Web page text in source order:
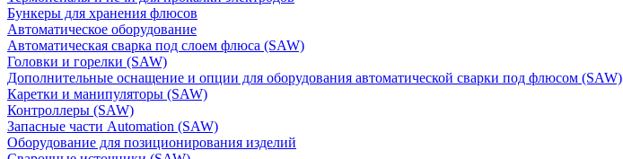
Бункеры для хранения флюсов
Автоматическое оборудование
Автоматическая сварка под слоем флюса (SAW)
Головки и горелки (SAW)
Дополнительные оснащение и опции для оборудования автоматической сварки под флюсом (SAW)
Каретки и манипуляторы (SAW)
Контроллеры (SAW)
Запасные части Automation (SAW)
Оборудование для позиционирования изделий